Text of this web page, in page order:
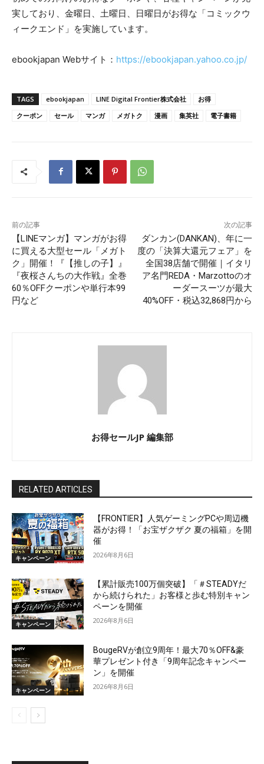
実しており、金曜日、土曜日、日曜日がお得な「コミックウ
ィークエンド」を実施しています。
ebookjapan Webサイト： https://ebookjapan.yahoo.co.jp/
TAGS ebookjapan LINE Digital Frontier株式会社
お得
クーポン
セール マンガ メガトク 漫画 集英社 電子書籍
前の記事
【LINEマンガ】マンガがお得
に買える大型セール「メガト
ク」開催！『【推しの子】』
『夜桜さんちの大作戦』全巻
60％OFFクーポンや単行本99
円など
次の記事
ダンカン(DANKAN)、年に一
度の「決算大還元フェア」を
全国38店舗で開催｜イタリ
ア名門REDA・Marzottoのオ
ーダースーツが最大
40%OFF・税込32,868円から
お得セールJP 編集部
RELATED ARTICLES
キャンペーン
【FRONTIER】人気ゲーミングPCや周辺機
器がお得！「お宝ザクザク 夏の福箱」を開
催
2026年8月6日
キャンペーン
【累計販売100万個突破】「＃STEADYだ
から続けられた」お客様と歩む特別キャン
ペーンを開催
2026年8月6日
キャンペーン
BougeRVが創立9周年！最大70％OFF&豪
華プレゼント付き「9周年記念キャンペー
ン」を開催
2026年8月6日